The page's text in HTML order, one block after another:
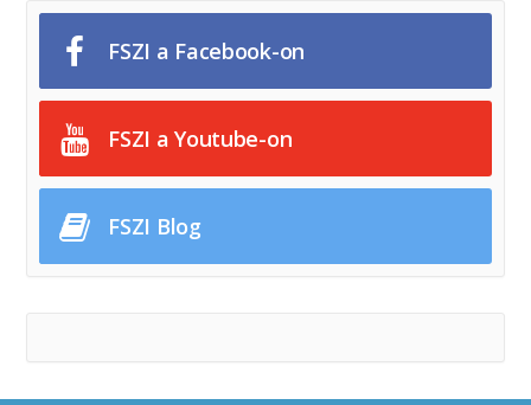
FSZI a Facebook-on
FSZI a Youtube-on
FSZI Blog